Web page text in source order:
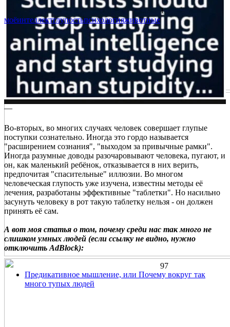
Во-вторых, во многих случаях человек совершает глупые
поступки сознательно. Иногда это гордо называется
"расширением сознания", "выходом за привычные рамки".
Иногда разумные доводы разочаровывают человека, пугают, и
он, как маленький ребёнок, отказывается в них верить,
предпочитая "спасительные" иллюзии. Во многом
человеческая глупость уже изучена, известны методы её
лечения, разработаны эффективные "таблетки". Но насильно
засунуть человеку в рот такую таблетку нельзя - он должен
принять её сам.
А вот моя статья о том, почему среди нас так много не
слишком умных людей (если ссылку не видно, нужно
отключить AdBlock):
Предикативное мышление, или Почему вокруг так
много тупых людей
1
моёинтеллектглупостьпсихологияживотные
—
97